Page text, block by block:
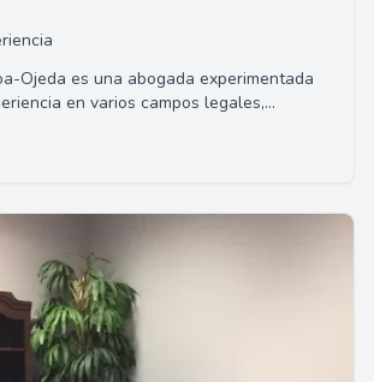
Ojeda es una abogada experimentada
en varios campos legales,